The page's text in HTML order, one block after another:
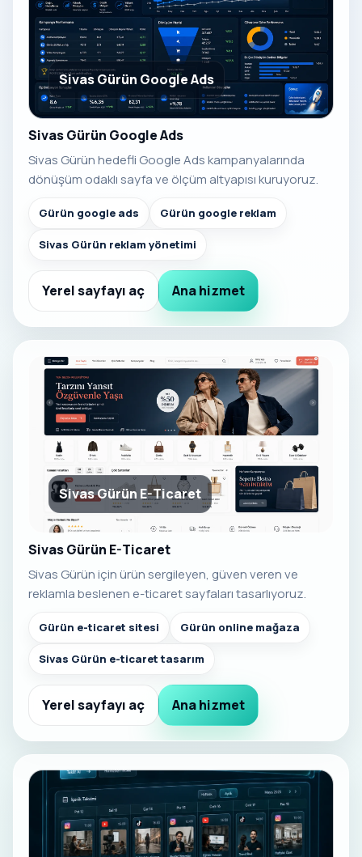
Sivas Gürün Google Ads
Sivas Gürün Google Ads
Sivas Gürün hedefli Google Ads kampanyalarında
dönüşüm odaklı sayfa ve ölçüm altyapısı kuruyoruz.
Gürün google ads Gürün google reklam
Sivas Gürün reklam yönetimi
Yerel sayfayı aç Ana hizmet
Sivas Gürün E-Ticaret
Sivas Gürün E-Ticaret
Sivas Gürün için ürün sergileyen, güven veren ve
reklamla beslenen e-ticaret sayfaları tasarlıyoruz.
Gürün e-ticaret sitesi Gürün online mağaza
Sivas Gürün e-ticaret tasarım
Yerel sayfayı aç Ana hizmet